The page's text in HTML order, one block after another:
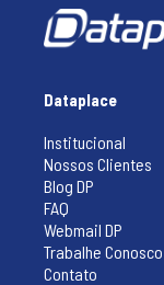
Dataplace
Institucional
Nossos Clientes
Blog DP
FAQ
Webmail DP
Trabalhe Conosco
Contato